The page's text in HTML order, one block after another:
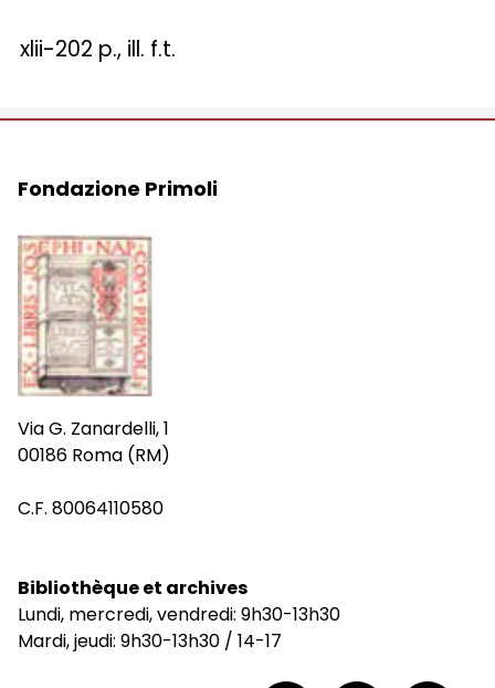
xlii-202 p., ill. f.t.
Fondazione Primoli
Via G. Zanardelli, 1
00186 Roma (RM)
C.F. 80064110580
Bibliothèque et archives
Lundi, mercredi, vendredi: 9h30-13h30
Mardi, jeudi: 9h30-13h30 / 14-17